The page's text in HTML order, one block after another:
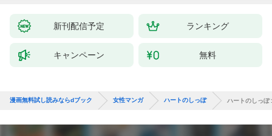
新刊配信予定 ランキング
キャンペーン 無料
漫画無料試し読みならdブック 女性マンガ ハートのしっぽ ハートのしっぽ